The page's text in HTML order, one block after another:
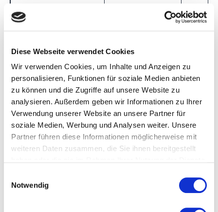
Diese Webseite verwendet Cookies
Wir verwenden Cookies, um Inhalte und Anzeigen zu
personalisieren, Funktionen für soziale Medien anbieten
zu können und die Zugriffe auf unsere Website zu
analysieren. Außerdem geben wir Informationen zu Ihrer
Verwendung unserer Website an unsere Partner für
soziale Medien, Werbung und Analysen weiter. Unsere
Partner führen diese Informationen möglicherweise mit
weiteren Daten zusammen, die Sie ihnen bereitgestellt
Notwendig
Rückverfolgbarkeit
Chargenprotokoll
im Ordner
Stichproben-